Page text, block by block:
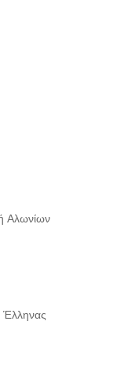
Αλωνίων
Έλληνας